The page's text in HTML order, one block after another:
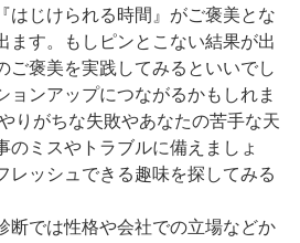
はじけられる時間』がご褒美とな
ます。もしピンとこない結果が出
ご褒美を実践してみるといいでし
ョンアップにつながるかもしれま
りがちな失敗やあなたの苦手な天
のミスやトラブルに備えましょ
レッシュできる趣味を探してみる
断では性格や会社での立場などか